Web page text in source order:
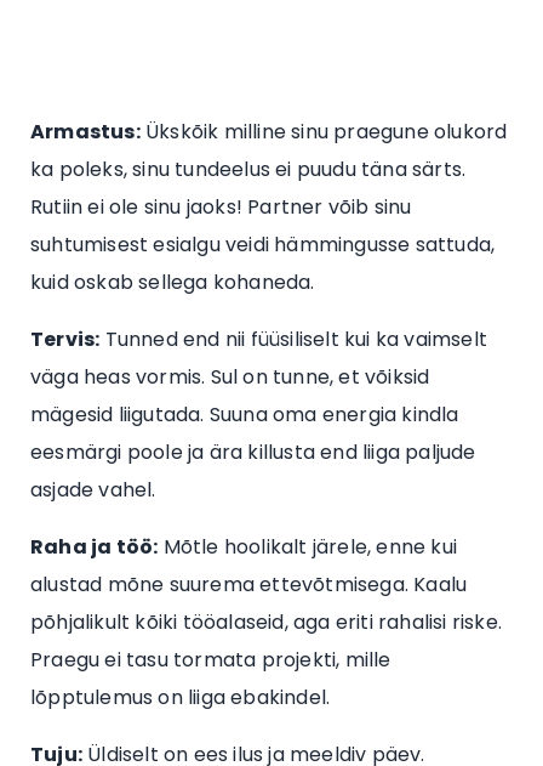
Armastus:Ükskõik milline sinu praegune olukord
ka poleks, sinu tundeelus ei puudu täna särts.
Rutiin ei ole sinu jaoks! Partner võib sinu
suhtumisest esialgu veidi hämmingusse sattuda,
kuid oskab sellega kohaneda.
Tervis: Tunned end nii füüsiliselt kui ka vaimselt
väga heas vormis. Sul on tunne, et võiksid
mägesid liigutada. Suuna oma energia kindla
eesmärgi poole ja ära killusta end liiga paljude
asjade vahel.
Raha ja töö: Mõtle hoolikalt järele, enne kui
alustad mõne suurema ettevõtmisega. Kaalu
põhjalikult kõiki tööalaseid, aga eriti rahalisi riske.
Praegu ei tasu tormata projekti, mille
lõpptulemus on liiga ebakindel.
Tuju: Üldiselt on ees ilus ja meeldiv päev.